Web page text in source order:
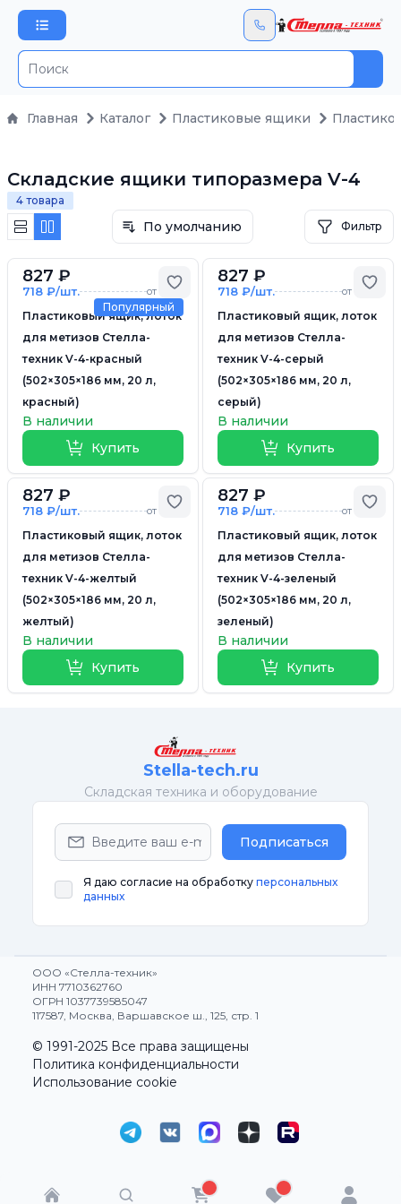
Главная Каталог Пластиковые ящики
Складские ящики типоразмера V-4
4 товара
По умолчанию Фильтр
Добавить в избранное
Популярный
827 ₽
718 ₽/шт. от 5 шт.
Пластиковый ящик, лоток
для метизов Стелла-
техник V-4-красный
(502×305×186 мм, 20 л,
красный)
В наличии
Купить
827 ₽
718 ₽/шт. от 5 шт.
Пластиковый ящик, лоток
для метизов Стелла-
техник V-4-серый
(502×305×186 мм, 20 л,
серый)
В наличии
Купить
Добавить в избранное
827 ₽
718 ₽/шт. от 5 шт.
Пластиковый ящик, лоток
для метизов Стелла-
техник V-4-желтый
(502×305×186 мм, 20 л,
желтый)
В наличии
Купить
827 ₽
718 ₽/шт. от 5 шт.
Пластиковый ящик, лоток
для метизов Стелла-
техник V-4-зеленый
(502×305×186 мм, 20 л,
зеленый)
В наличии
Купить
Stella-tech.ru
Cкладская техника и оборудование
Подписаться
Я даю согласие на обработку персональных
данных
ООО «Стелла-техник»
ИНН 7710362760
ОГРН 1037739585047
117587, Москва, Варшавское ш., 125, стр. 1
© 1991-2025 Все права защищены
Политика конфиденциальности
Использование cookie